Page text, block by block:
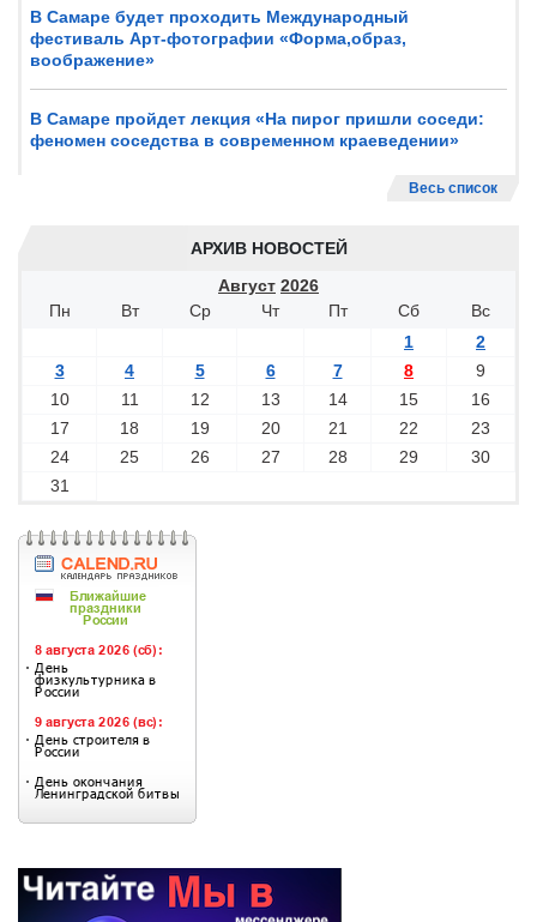
В Самаре будет проходить Международный
фестиваль Арт-фотографии «Форма,образ,
воображение»
В Самаре пройдет лекция «На пирог пришли соседи:
феномен соседства в современном краеведении»
Весь список
АРХИВ НОВОСТЕЙ
Август 2026
Пн
Вт Ср Чт Пт Сб
Вс
1
2
3
4 5 6 7 8
9
10
11 12 13 14 15
16
17
18 19 20 21 22
23
24
25 26 27 28 29
30
31